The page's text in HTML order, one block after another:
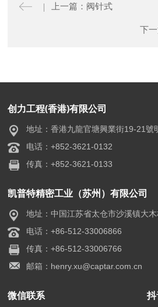
上一篇：阀针式
下
创力工程(香港)有限公司
地址：香港九龍官塘興業街19-21號
电话：+852-3621-0132
传真：+852-3621-0133
凯普特精密工业（苏州）有限公司
地址：中国江苏省太仓市沙溪镇大
电话：+86-512-33006866
传真：+86-512-33006766
邮箱：henry.xu@captar.com.cn
微信联系